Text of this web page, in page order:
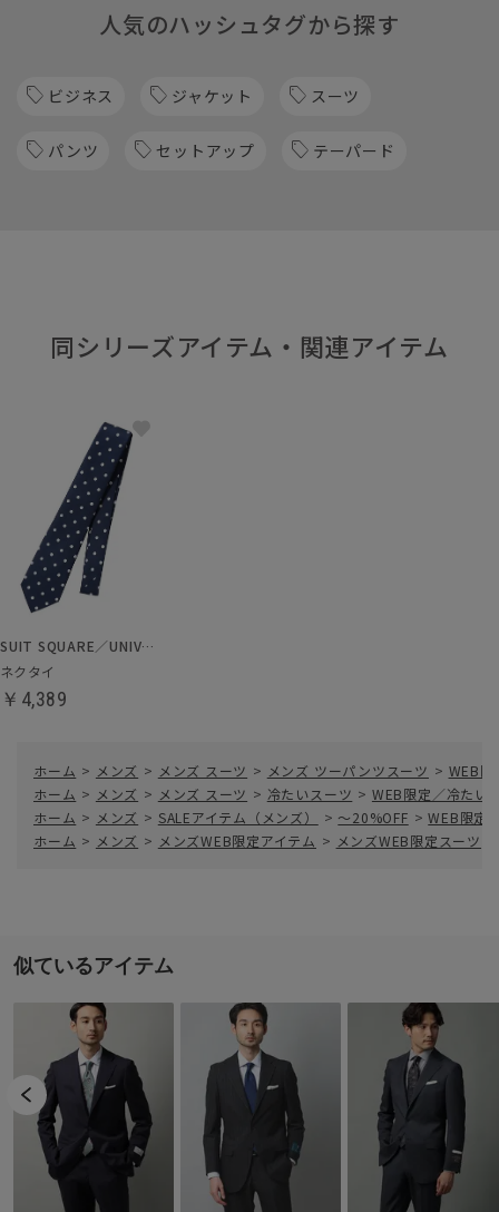
人気のハッシュタグから探す
ビジネス ジャケット スーツ
パンツ セットアップ テーパード
同シリーズアイテム・関連アイテム
SUIT SQUARE／UNIVERSAL LANGUAGE
ネクタイ
￥4,389
ホーム > メンズ > メンズ スーツ > メンズ ツーパンツスーツ > WEB
ホーム > メンズ > メンズ スーツ > 冷たいスーツ > WEB限定／冷たい
ホーム > メンズ > SALEアイテム（メンズ） > ～20%OFF > WEB限定
ホーム > メンズ > メンズWEB限定アイテム > メンズWEB限定スーツ